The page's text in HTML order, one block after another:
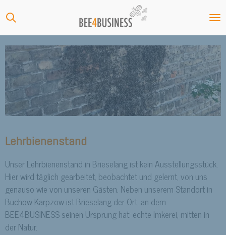
Zum
Hauptinhalt
springen
Lehrbienenstand
Unser Lehrbienenstand in Brieselang ist kein Ausstellungsstück.
Hier wird täglich gearbeitet, beobachtet und gelernt, von uns
genauso wie von unseren Gästen. Neben unserem Standort in
Buchow Karpzow ist Brieselang der Ort, an dem
BEE4BUSINESS seinen Ursprung hat: echte Imkerei, mitten in
der Natur.